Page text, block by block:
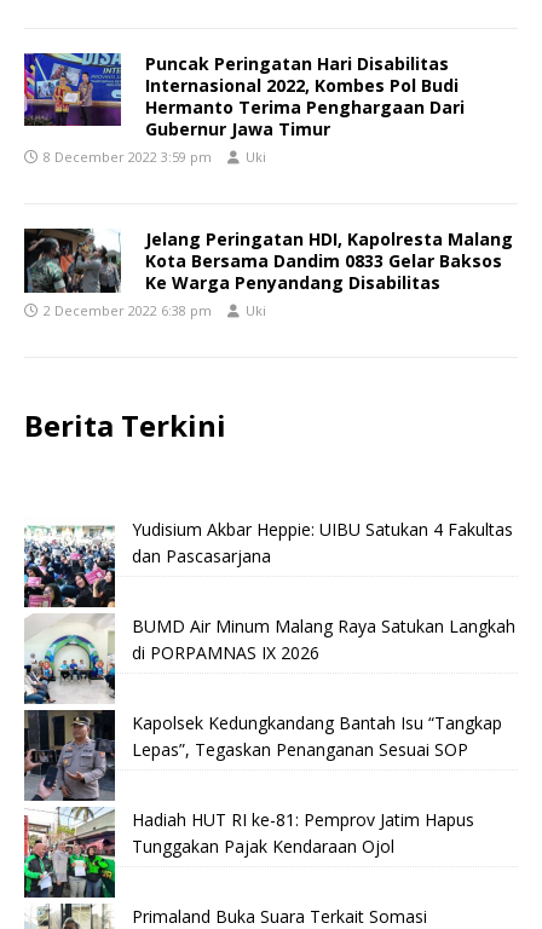
Puncak Peringatan Hari Disabilitas
Internasional 2022, Kombes Pol Budi
Hermanto Terima Penghargaan Dari
Gubernur Jawa Timur
8 December 2022 3:59 pm Uki
Jelang Peringatan HDI, Kapolresta Malang
Kota Bersama Dandim 0833 Gelar Baksos
Ke Warga Penyandang Disabilitas
2 December 2022 6:38 pm Uki
Berita Terkini
Yudisium Akbar Heppie: UIBU Satukan 4 Fakultas
dan Pascasarjana
BUMD Air Minum Malang Raya Satukan Langkah
di PORPAMNAS IX 2026
Kapolsek Kedungkandang Bantah Isu “Tangkap
Lepas”, Tegaskan Penanganan Sesuai SOP
Hadiah HUT RI ke-81: Pemprov Jatim Hapus
Tunggakan Pajak Kendaraan Ojol
Primaland Buka Suara Terkait Somasi